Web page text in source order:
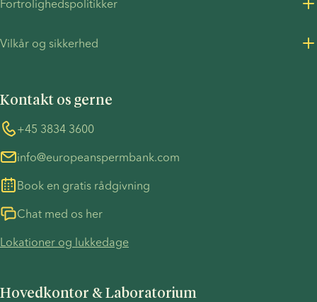
Hovedkontor & Laboratorium
Kontakt os gerne
+45 3834 3600
info@europeanspermbank.com
Book en gratis rådgivning
Chat med os her
Lokationer og lukkedage
Pressemeddelelser
Information vedrørende TP53-sagen
Fortrolighedspolitikker
Vilkår og sikkerhed
COVID-19 forholdsregler
Whistleblower